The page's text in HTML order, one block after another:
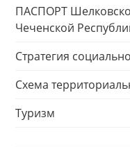
ПАСПОРТ
Чеченской
Стратегия
Схема
Туризм